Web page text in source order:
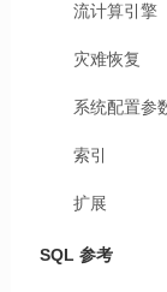
流计算引擎
灾难恢复
系统配置参
索引
扩展
SQL 参考